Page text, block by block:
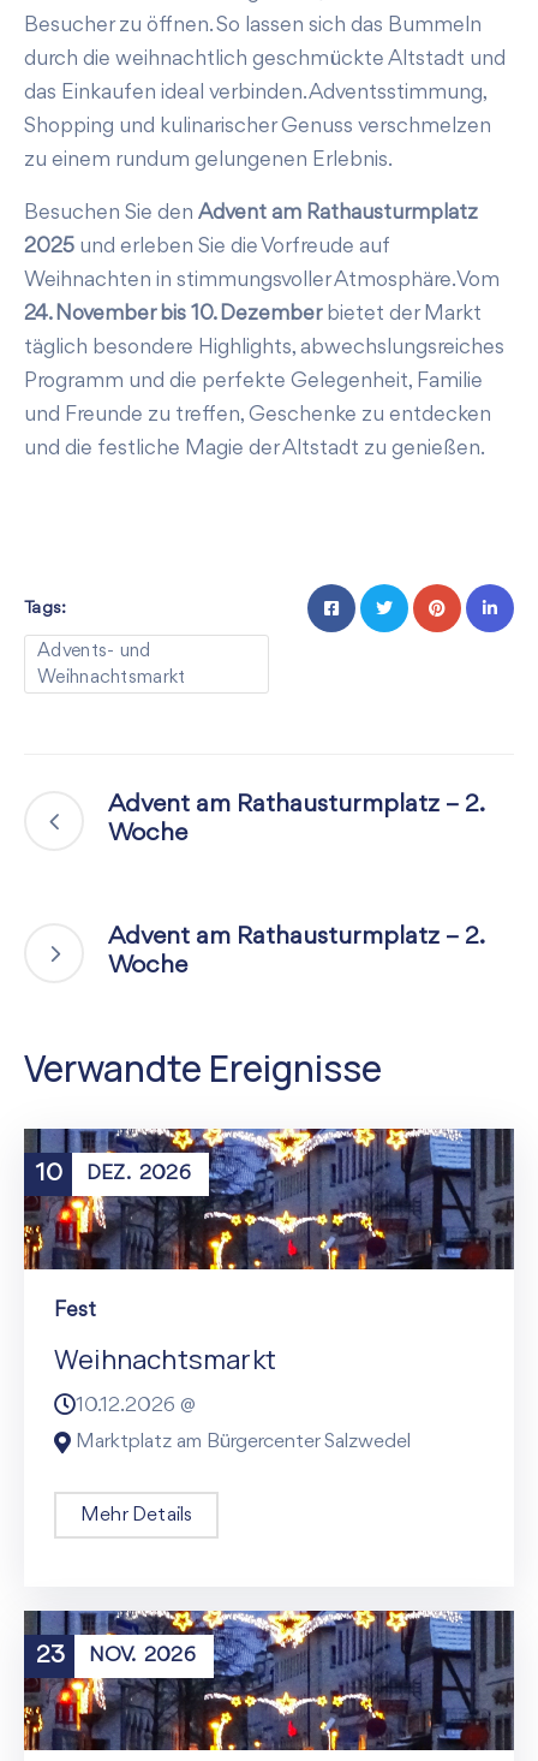
Besucher zu öffnen. So lassen sich das Bummeln
durch die weihnachtlich geschmückte Altstadt und
das Einkaufen ideal verbinden. Adventsstimmung,
Shopping und kulinarischer Genuss verschmelzen
zu einem rundum gelungenen Erlebnis.
Besuchen Sie den Advent am Rathausturmplatz
2025 und erleben Sie die Vorfreude auf
Weihnachten in stimmungsvoller Atmosphäre. Vom
24. November bis 10. Dezemberbietet der Markt
täglich besondere Highlights, abwechslungsreiches
Programm und die perfekte Gelegenheit, Familie
und Freunde zu treffen, Geschenke zu entdecken
und die festliche Magie der Altstadt zu genießen.
Tags:
Advents- und
Weihnachtsmarkt
Advent am Rathausturmplatz – 2.
Woche
Advent am Rathausturmplatz – 2.
Woche
Verwandte Ereignisse
10 DEZ. 2026
Fest
Weihnachtsmarkt
10.12.2026 @
Marktplatz am Bürgercenter Salzwedel
Mehr Details
23 NOV. 2026